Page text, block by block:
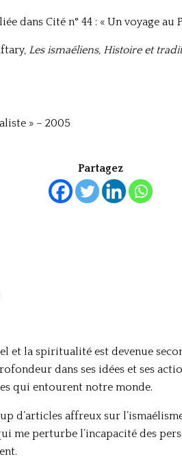
dans Cité n° 44 : « Un voyage au
Les ismaéliens, Histoire et
» – 2005
Partagez
et la spiritualité est devenue
dans ses idées et ses
qui entourent notre monde.
d’articles affreux sur
me perturbe l’incapacité des